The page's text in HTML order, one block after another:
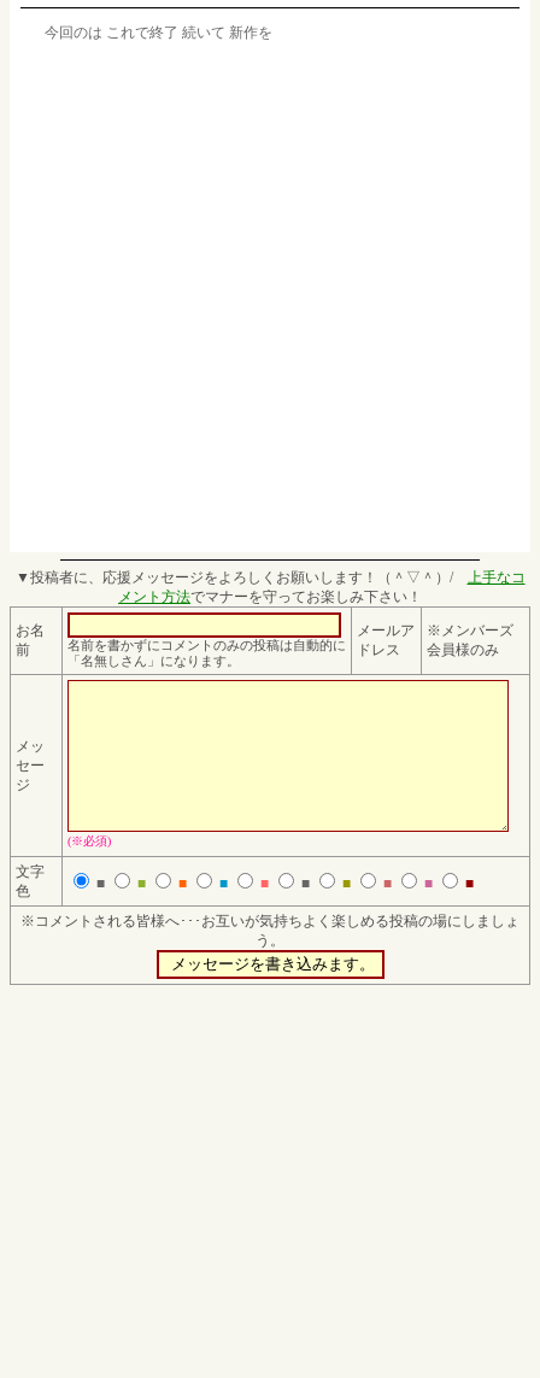
今回のは これで終了 続いて 新作を
▼投稿者に、応援メッセージをよろしくお願いします！（＾▽＾）/ 上手なコ
メント方法でマナーを守ってお楽しみ下さい！
お名
前
名前を書かずにコメントのみの投稿は自動的に
「名無しさん」になります。
メールア
ドレス
※メンバーズ
会員様のみ
メッ
セー
ジ
(※必須)
文字
色
■ ■ ■ ■ ■ ■ ■ ■ ■ ■
※コメントされる皆様へ･･･お互いが気持ちよく楽しめる投稿の場にしましょ
う。